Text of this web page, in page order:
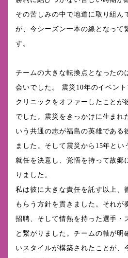
その苦しみの中で地道に取り組ん
が、今シーズン一本の線となって
す。
チームの大きな転換点となったの
会いでした。 震災10年のイベン
クリニックをオファーしたことが
でした。震災をきっかけに生まれ
いう共通の志が福島の英雄である
ました。そして震災から15年と
就任を決意し、覚悟を持って故郷
りました。
私は彼に大きな責任を託す以上、
もらう方針を貫きました。それが
招聘、そして情熱を持った選手・
と繋がりました。チームの軸が明
いスタイルが構築されたことが、